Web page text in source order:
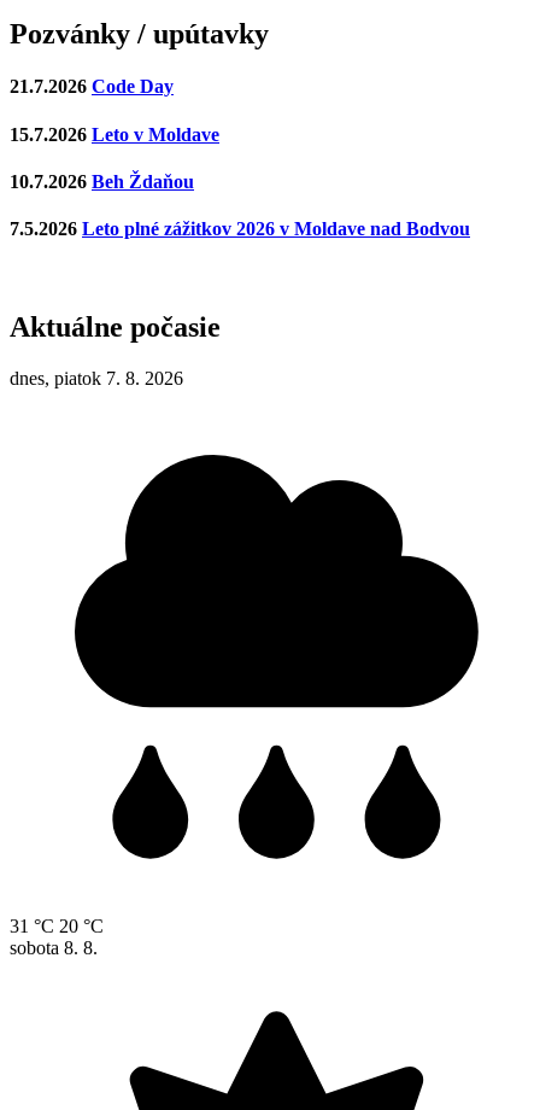
Pozvánky / upútavky
21.7.2026 Code Day
15.7.2026 Leto v Moldave
10.7.2026 Beh Ždaňou
7.5.2026 Leto plné zážitkov 2026 v Moldave nad Bodvou
Aktuálne počasie
dnes, piatok 7. 8. 2026
31 °C 20 °C
sobota 8. 8.